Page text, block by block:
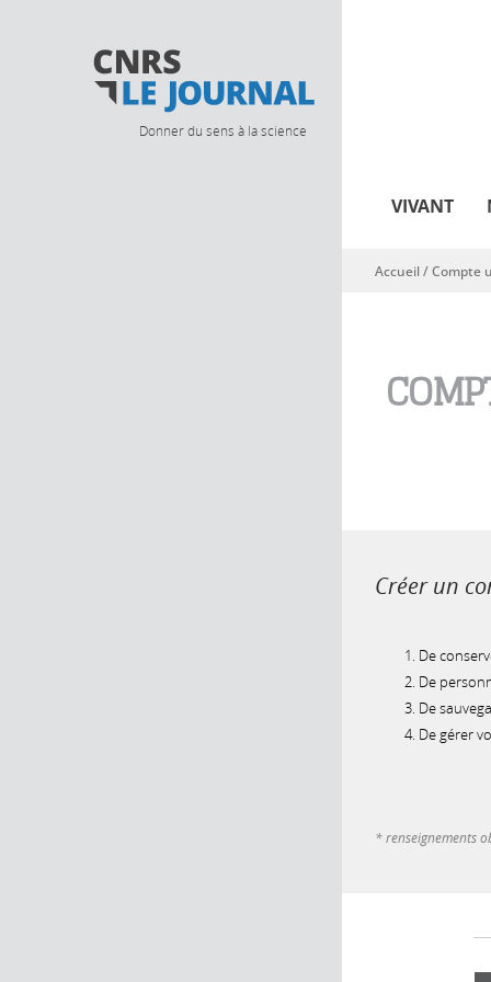
Donner du sens à la science
VIVANT
Vous êtes ici
Accueil/Compte
Créer un
De
De
De
De gérer
* renseignements